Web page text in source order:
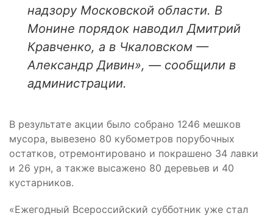
надзору Московской области. В
Монине порядок наводил Дмитрий
Кравченко, а в Чкаловском —
Александр Дивин», — сообщили в
администрации.
В результате акции было собрано 1246 мешков
мусора, вывезено 80 кубометров порубочных
остатков, отремонтировано и покрашено 34 лавки
и 26 урн, а также высажено 80 деревьев и 40
кустарников.
«Ежегодный Всероссийский субботник уже стал